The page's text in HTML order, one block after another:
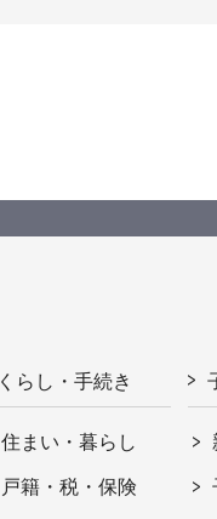
くらし・手続き
住まい・暮らし
戸籍・税・保険